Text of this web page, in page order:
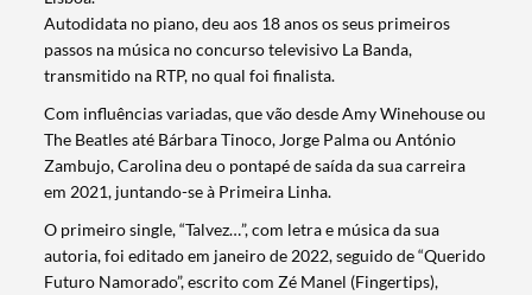
Autodidata no piano, deu aos 18 anos os seus primeiros
passos na música no concurso televisivo La Banda,
transmitido na RTP, no qual foi finalista.
Com influências variadas, que vão desde Amy Winehouse ou
The Beatles até Bárbara Tinoco, Jorge Palma ou António
Zambujo, Carolina deu o pontapé de saída da sua carreira
em 2021, juntando-se à Primeira Linha.
O primeiro single, “Talvez…”, com letra e música da sua
autoria, foi editado em janeiro de 2022, seguido de “Querido
Futuro Namorado”, escrito com Zé Manel (Fingertips),